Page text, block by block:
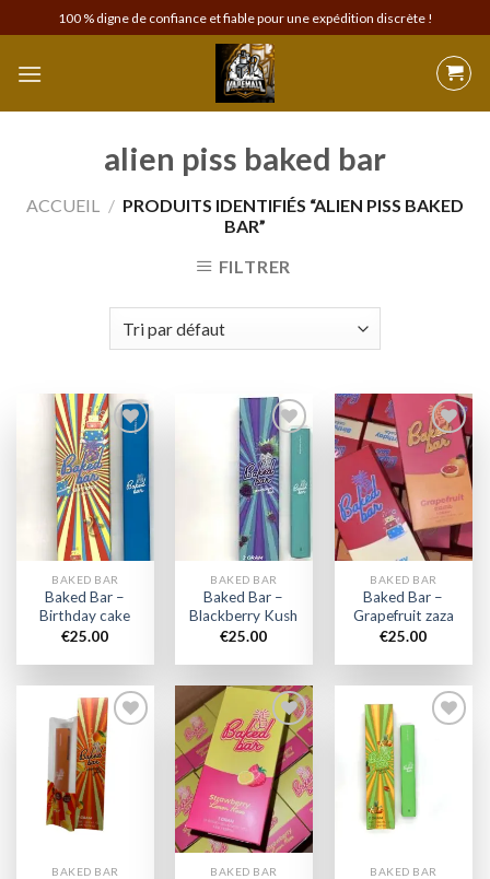
to
content
100 % digne de confiance et fiable pour une expédition discrète !
alien piss baked bar
ACCUEIL / PRODUITS IDENTIFIÉS “ALIEN PISS BAKED
BAR”
FILTRER
Add to
wishlist
BAKED BAR
Baked Bar –
Birthday cake
€25.00
Add to
wishlist
BAKED BAR
Baked Bar –
Blackberry Kush
€25.00
wishlist
BAKED BAR
Baked Bar –
Grapefruit zaza
€25.00
Add to
wishlist
BAKED BAR
Add to
wishlist
BAKED BAR BAKED BAR